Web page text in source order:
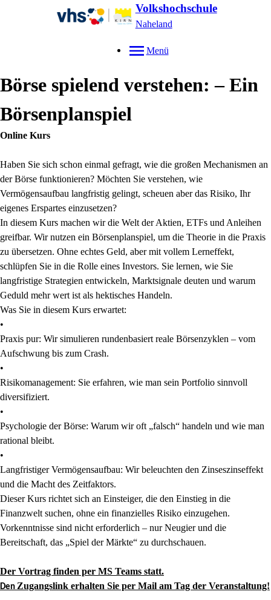
Volkshochschule
Naheland
Menü
Börse spielend verstehen: – Ein
Börsenplanspiel
Online Kurs
Haben Sie sich schon einmal gefragt, wie die großen Mechanismen an
der Börse funktionieren? Möchten Sie verstehen, wie
Vermögensaufbau langfristig gelingt, scheuen aber das Risiko, Ihr
eigenes Erspartes einzusetzen?
In diesem Kurs machen wir die Welt der Aktien, ETFs und Anleihen
greifbar. Wir nutzen ein Börsenplanspiel, um die Theorie in die Praxis
zu übersetzen. Ohne echtes Geld, aber mit vollem Lerneffekt,
schlüpfen Sie in die Rolle eines Investors. Sie lernen, wie Sie
langfristige Strategien entwickeln, Marktsignale deuten und warum
Geduld mehr wert ist als hektisches Handeln.
Was Sie in diesem Kurs erwartet:
•
Praxis pur: Wir simulieren rundenbasiert reale Börsenzyklen – vom
Aufschwung bis zum Crash.
•
Risikomanagement: Sie erfahren, wie man sein Portfolio sinnvoll
diversifiziert.
•
Psychologie der Börse: Warum wir oft „falsch“ handeln und wie man
rational bleibt.
•
Langfristiger Vermögensaufbau: Wir beleuchten den Zinseszinseffekt
und die Macht des Zeitfaktors.
Dieser Kurs richtet sich an Einsteiger, die den Einstieg in die
Finanzwelt suchen, ohne ein finanzielles Risiko einzugehen.
Vorkenntnisse sind nicht erforderlich – nur Neugier und die
Bereitschaft, das „Spiel der Märkte“ zu durchschauen.
Der Vortrag finden per MS Teams statt.
Den Zugangslink erhalten Sie per Mail am Tag der Veranstaltung!